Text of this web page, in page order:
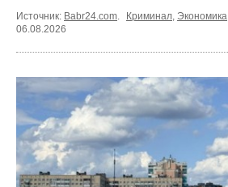
Источник: Babr24.com. Криминал, Экономика
06.08.2026